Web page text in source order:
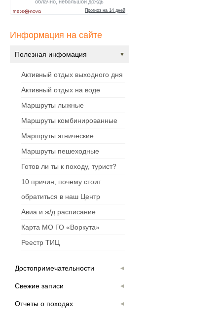
Информация на сайте
Полезная инфомация
Активный отдых выходного дня
Активный отдых на воде
Маршруты лыжные
Маршруты комбинированные
Маршруты этнические
Маршруты пешеходные
Готов ли ты к походу, турист?
10 причин, почему стоит
обратиться в наш Центр
Авиа и ж/д расписание
Карта МО ГО «Воркута»
Реестр ТИЦ
Достопримечательности
Свежие записи
Отчеты о походах